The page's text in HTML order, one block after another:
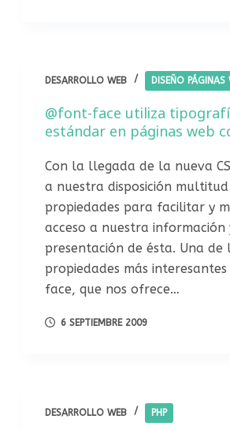
DESARROLLO WEB DISEÑO PÁGINAS
@font-face utiliza
estándar en páginas web
Con la llegada de la nueva
a nuestra disposición
propiedades para facilitar y
acceso a nuestra información
presentación de ésta. Una de
propiedades más
face, que nos ofrece…
6 SEPTIEMBRE 2009
DESARROLLO WEB PHP